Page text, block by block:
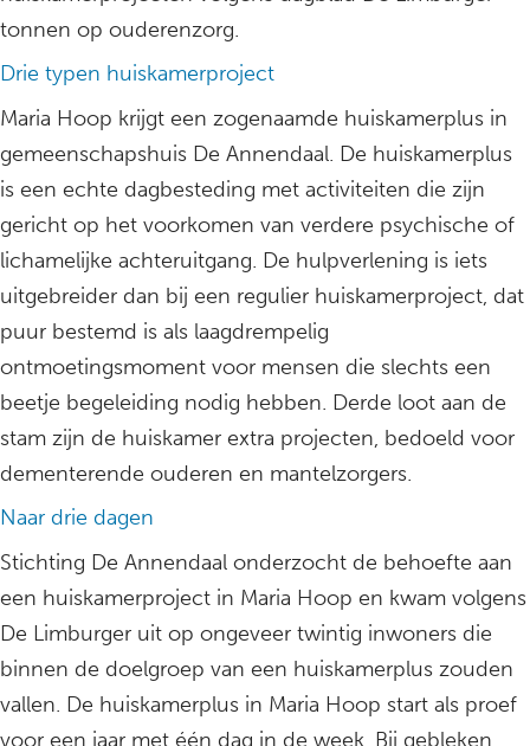
tonnen op ouderenzorg.
Drie typen huiskamerproject
Maria Hoop krijgt een zogenaamde huiskamerplus in
gemeenschapshuis De Annendaal. De huiskamerplus
is een echte dagbesteding met activiteiten die zijn
gericht op het voorkomen van verdere psychische of
lichamelijke achteruitgang. De hulpverlening is iets
uitgebreider dan bij een regulier huiskamerproject, dat
puur bestemd is als laagdrempelig
ontmoetingsmoment voor mensen die slechts een
beetje begeleiding nodig hebben. Derde loot aan de
stam zijn de huiskamer extra projecten, bedoeld voor
dementerende ouderen en mantelzorgers.
Naar drie dagen
Stichting De Annendaal onderzocht de behoefte aan
een huiskamerproject in Maria Hoop en kwam volgens
De Limburger uit op ongeveer twintig inwoners die
binnen de doelgroep van een huiskamerplus zouden
vallen. De huiskamerplus in Maria Hoop start als proef
voor een jaar met één dag in de week. Bij gebleken